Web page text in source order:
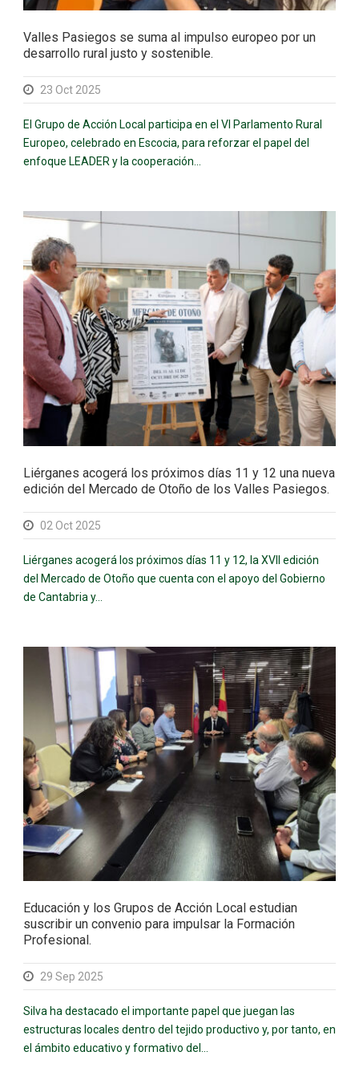
Valles Pasiegos se suma al impulso europeo por un
desarrollo rural justo y sostenible.
23 Oct 2025
El Grupo de Acción Local participa en el VI Parlamento Rural
Europeo, celebrado en Escocia, para reforzar el papel del
enfoque LEADER y la cooperación...
Liérganes acogerá los próximos días 11 y 12 una nueva
edición del Mercado de Otoño de los Valles Pasiegos.
02 Oct 2025
Liérganes acogerá los próximos días 11 y 12, la XVII edición
del Mercado de Otoño que cuenta con el apoyo del Gobierno
de Cantabria y...
Educación y los Grupos de Acción Local estudian
suscribir un convenio para impulsar la Formación
Profesional.
29 Sep 2025
Silva ha destacado el importante papel que juegan las
estructuras locales dentro del tejido productivo y, por tanto, en
el ámbito educativo y formativo del...